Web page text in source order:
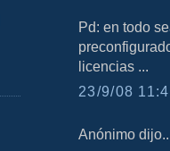
Pd: en todo
licencias ...
23/9/08
Anónimo